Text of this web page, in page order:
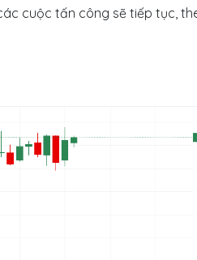
cuộc tấn công sẽ tiếp tục,